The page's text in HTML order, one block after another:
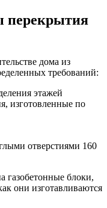
перекрытия
дома из
требований:
этажей
изготовленные по
отверстиями 160
газобетонные блоки,
они изготавливаются